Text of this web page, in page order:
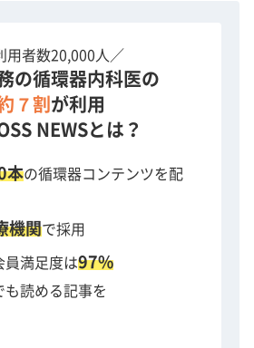
用者数20,000人／
の循環器内科医の
７割 が利用
NEWSとは？
本の循環器コンテンツを配
機関で採用
員満足度は97%
も読める記事を